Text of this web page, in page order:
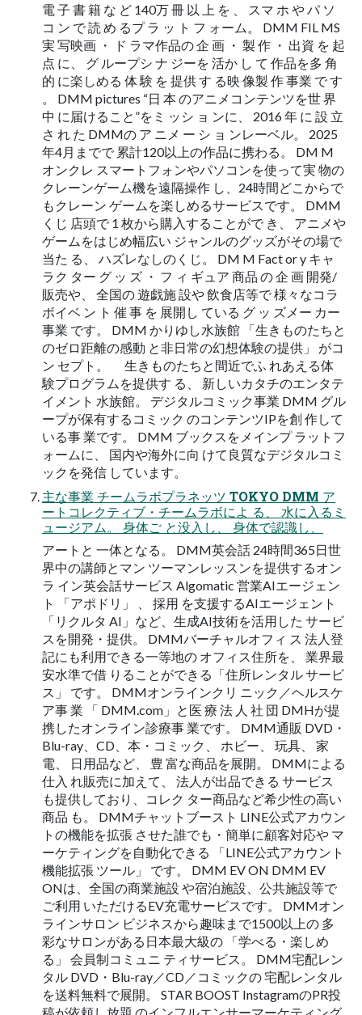
電 子 書 籍 な ど 140万 冊 以 上 を 、 スマ ホ や パ ソ
コ ン で 読 め るプ ラ ッ ト フ ォーム。 DMM FIL MS
実 写映画 ・ ド ラマ作品の 企 画 ・ 製 作 ・ 出資 を 起
点 に、 グ ループシ ナ ジーを 活か し て 作品を多 角
的 に楽しめる 体 験 を 提供 す る映 像製 作 事業 で す
。 DMM pictures “日 本 のアニメコンテンツを世 界
中 に届けること”をミ ッシ ョ ンに、 2016 年 に 設 立
さ れ た DMMの ア ニメ ー シ ョ ンレーベル。 2025
年4月までで 累計120以上の作品に携わる。 DM M
オンクレ スマートフォンやパソコンを使って実 物の
クレーンゲーム機を遠隔操作 し、24時間どこからで
もクレーン ゲームを楽しめるサービスです。 DMM
くじ 店頭で 1 枚から購入することがで き、 アニメや
ゲームをはじめ幅広い ジャンルのグッズがその場で
当た る、 ハズレなしのくじ。 DM M Fact or y キャ
ラク ター グ ッ ズ ・ フ ィ ギュア 商品 の 企 画 開発/
販売や、 全国の 遊戯施 設や 飲食店等で 様々なコラ
ボイベ ン ト 催 事 を 展開し ている グ ッ ズメー カー
事業 です。 DMM かりゆし水族館 「生きものたちと
のゼロ距離の感動 と非日常の幻想体験の提供」 がコ
ン セプト。 生きものたちと間近でふ れあえる体
験プログラムを提供す る、 新しいカタチのエンタテ
イメント 水族館。 デジタルコミック事業 DMM グル
ープが保有するコミック のコンテンツIPを創 作して
いる事 業です。 DMM ブックスをメインプ ラットフ
ォームに、 国内や海外に向 けて良質なデジタルコミ
ックを発信 しています。
主な事業 チームラボプラネッツ TOKYO DMM ア
ートコレクティブ・チームラボによ る、 水に入るミ
ュージアム。 身体ご と没入し、 身体で認識し、
アートと 一体となる。 DMM英会話 24時間365日世
界中の講師とマン ツーマンレッスンを提供するオン
ラ イン英会話サービス Algomatic 営業AIエージェン
ト 「アポドリ」 、 採用 を支援するAIエージェント
「リクルタ AI」など、生成AI技術を活用した サービ
スを開発・提供。 DMMバーチャルオフィ ス 法人登
記にも利用できる一等地の オフィス住所を、 業界最
安水準で借 りることができる「住所レンタル サービ
ス」 です。 DMMオンラインクリ ニック／ヘルスケ
ア事 業 「 DMM.com」と医 療 法 人 社 団 DMHが提
携したオンライン診療事 業です。 DMM通販 DVD・
Blu-ray、CD、本・コミック、 ホビー、 玩具、 家
電、 日用品など、 豊 富な商品を展開。 DMMによる
仕入 れ販売に加えて、 法人が出品できる サービス
も提供しており、コレク ター商品など希少性の高い
商品 も。 DMMチャットブースト LINE公式アカウン
トの機能を拡張 させた誰でも・簡単に顧客対応や マ
ーケティングを自動化できる 「LINE公式アカウント
機能拡張 ツール」 です。 DMM EV ON DMM EV
ONは、全国の商業施設 や宿泊施設、公共施設等で
ご利用 いただけるEV充電サービスです。 DMMオン
ラインサロン ビジネスから趣味まで1500以上の 多
彩なサロンがある日本最大級の 「学べる・楽しめ
る」 会員制コミュニ ティサービス。 DMM宅配レン
タル DVD・Blu-ray／CD／コミックの 宅配レンタル
を送料無料で展開。 STAR BOOST InstagramのPR投
稿が依頼し放題 のインフルエンサーマーケティング